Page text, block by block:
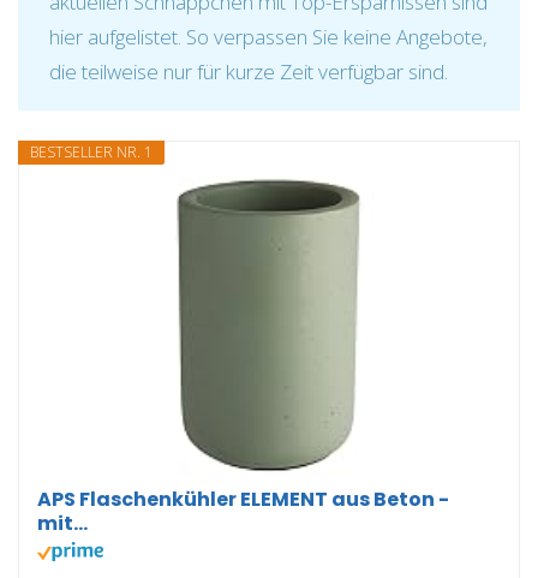
hier aufgelistet. So verpassen Sie keine Angebote,
die teilweise nur für kurze Zeit verfügbar sind.
BESTSELLER NR. 1
APS Flaschenkühler ELEMENT aus Beton -
mit...